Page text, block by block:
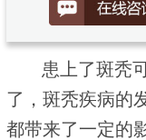
患上了斑秃
了，斑秃疾病的
都带来了一定的